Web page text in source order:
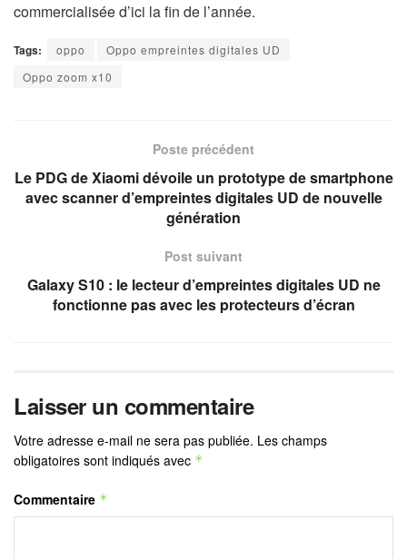
commercialisée d’ici la fin de l’année.
Tags: oppo
Oppo empreintes digitales UD
Oppo zoom x10
Poste précédent
Le PDG de Xiaomi dévoile un prototype de smartphone
avec scanner d’empreintes digitales UD de nouvelle
génération
Post suivant
Galaxy S10 : le lecteur d’empreintes digitales UD ne
fonctionne pas avec les protecteurs d’écran
Laisser un commentaire
Votre adresse e-mail ne sera pas publiée. Les champs
obligatoires sont indiqués avec *
Commentaire *